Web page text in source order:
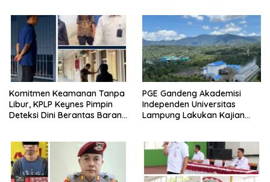
Komitmen Keamanan Tanpa
Libur, KPLP Keynes Pimpin
Deteksi Dini Berantas Barang
PGE Gandeng Akademisi
Independen Universitas
Lampung Lakukan Kajian